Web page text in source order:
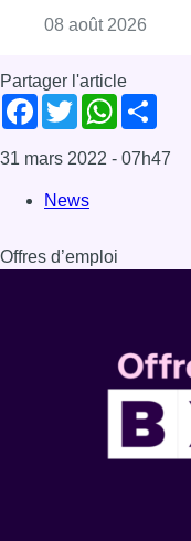
08 août 2026
Partager l'article
Facebook
TwitterWhatsApp
31 mars 2022 - 07h47
News
Offres d’emploi